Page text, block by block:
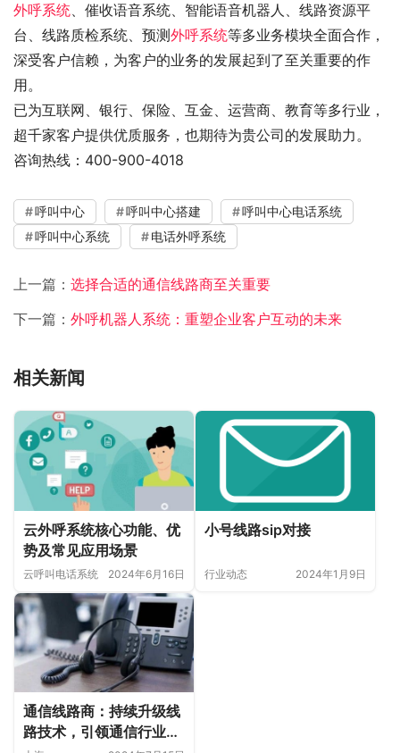
外呼系统、催收语音系统、智能语音机器人、线路资源平
台、线路质检系统、预测外呼系统等多业务模块全面合作，
深受客户信赖，为客户的业务的发展起到了至关重要的作
用。
已为互联网、银行、保险、互金、运营商、教育等多行业，
超千家客户提供优质服务，也期待为贵公司的发展助力。
咨询热线：400-900-4018
呼叫中心 呼叫中心搭建
呼叫中心电话系统
呼叫中心系统
电话外呼系统
上一篇： 选择合适的通信线路商至关重要
下一篇： 外呼机器人系统：重塑企业客户互动的未来
相关新闻
云外呼系统核心功能、优
势及常见应用场景
云呼叫电话系统 2024年6月16日
小号线路sip对接
行业动态 2024年1月9日
通信线路商：持续升级线
路技术，引领通信行业不